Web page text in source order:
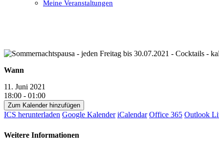
Meine Veranstaltungen
Wann
11. Juni 2021
18:00 - 01:00
Zum Kalender hinzufügen
ICS herunterladen Google Kalender iCalendar Office 365 Outlook
Weitere Informationen